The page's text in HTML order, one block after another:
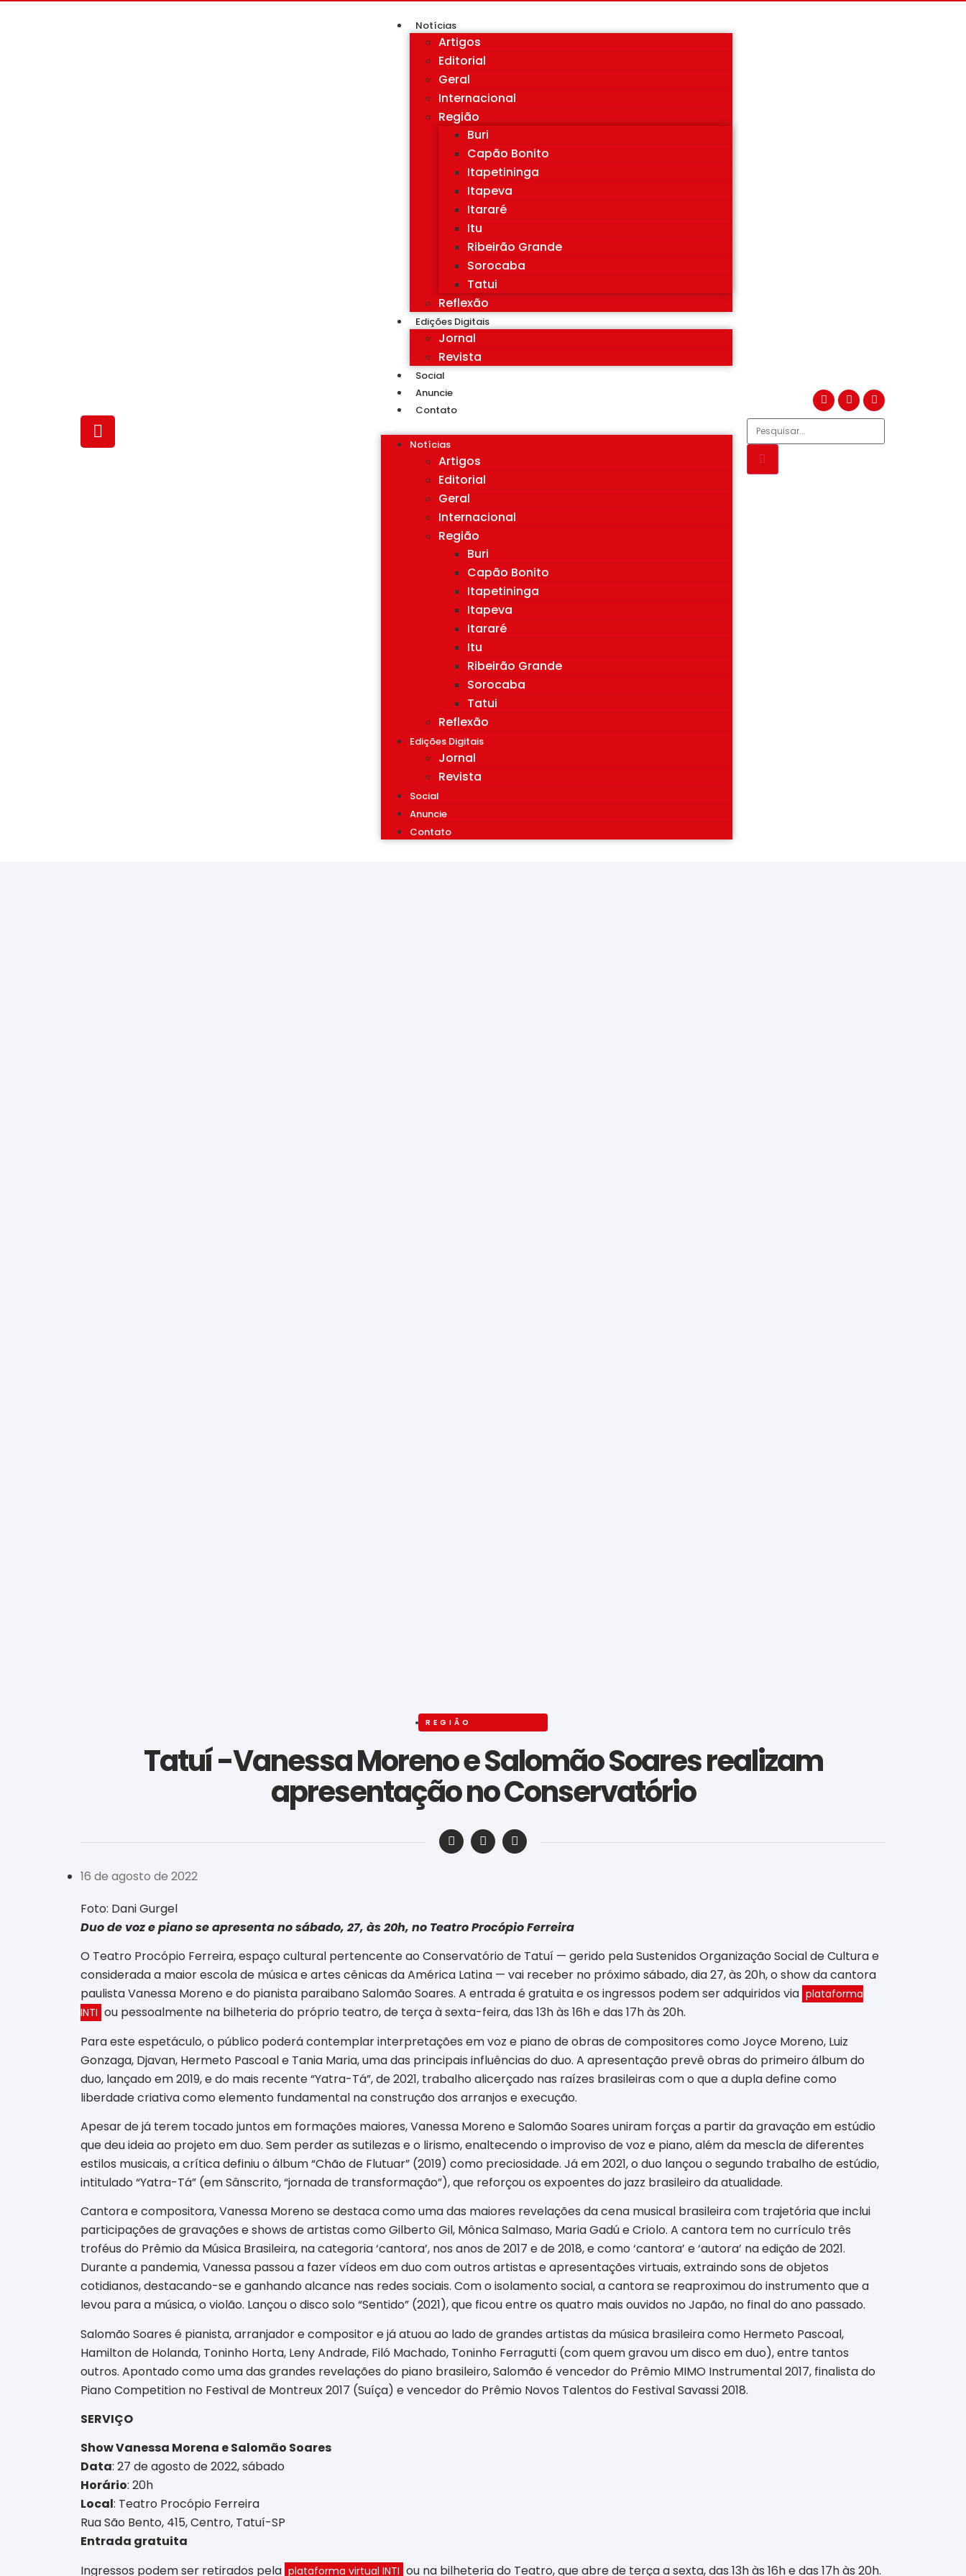
Notícias
Artigos
Editorial
Geral
Internacional
Região
Buri
Capão Bonito
Itapetininga
Itapeva
Itararé
Itu
Ribeirão Grande
Sorocaba
Tatui
Reflexão
Edições Digitais
Jornal
Revista
Social
Anuncie
Contato
Notícias
Artigos
Editorial
Geral
Internacional
Região
Buri
Capão Bonito
Itapetininga
Itapeva
Itararé
Itu
Ribeirão Grande
Sorocaba
Tatui
Reflexão
Edições Digitais
Jornal
Revista
Social
Anuncie
Contato
REGIÃO
Tatuí -Vanessa Moreno e Salomão Soares realizam
apresentação no Conservatório
‎ ‎ ‎ ‎ ‎ ‎ ‎ ‎ ‎ ‎ ‎ ‎ ‎ ‎ ‎ ‎ ‎ ‎ ‎ ‎ ‎ ‎ ‎ ‎ ‎ ‎ ‎ ‎ ‎ ‎ ‎
16 de agosto de 2022
Foto: Dani Gurgel
Duo de voz e piano se apresenta no sábado, 27, às 20h, no Teatro Procópio Ferreira
O Teatro Procópio Ferreira, espaço cultural pertencente ao Conservatório de Tatuí — gerido pela Sustenidos Organização Social de Cultura e
considerada a maior escola de música e artes cênicas da América Latina — vai receber no próximo sábado, dia 27, às 20h, o show da cantora
paulista Vanessa Moreno e do pianista paraibano Salomão Soares. A entrada é gratuita e os ingressos podem ser adquiridos via plataforma
INTI ou pessoalmente na bilheteria do próprio teatro, de terça à sexta-feira, das 13h às 16h e das 17h às 20h.
Para este espetáculo, o público poderá contemplar interpretações em voz e piano de obras de compositores como Joyce Moreno, Luiz
Gonzaga, Djavan, Hermeto Pascoal e Tania Maria, uma das principais influências do duo. A apresentação prevê obras do primeiro álbum do
duo, lançado em 2019, e do mais recente “Yatra-Tá”, de 2021, trabalho alicerçado nas raízes brasileiras com o que a dupla define como
liberdade criativa como elemento fundamental na construção dos arranjos e execução.
Apesar de já terem tocado juntos em formações maiores, Vanessa Moreno e Salomão Soares uniram forças a partir da gravação em estúdio
que deu ideia ao projeto em duo. Sem perder as sutilezas e o lirismo, enaltecendo o improviso de voz e piano, além da mescla de diferentes
estilos musicais, a crítica definiu o álbum “Chão de Flutuar” (2019) como preciosidade. Já em 2021, o duo lançou o segundo trabalho de estúdio,
intitulado “Yatra-Tá” (em Sânscrito, “jornada de transformação”), que reforçou os expoentes do jazz brasileiro da atualidade.
Cantora e compositora, Vanessa Moreno se destaca como uma das maiores revelações da cena musical brasileira com trajetória que inclui
participações de gravações e shows de artistas como Gilberto Gil, Mônica Salmaso, Maria Gadú e Criolo. A cantora tem no currículo três
troféus do Prêmio da Música Brasileira, na categoria ‘cantora’, nos anos de 2017 e de 2018, e como ‘cantora’ e ‘autora’ na edição de 2021.
Durante a pandemia, Vanessa passou a fazer vídeos em duo com outros artistas e apresentações virtuais, extraindo sons de objetos
cotidianos, destacando-se e ganhando alcance nas redes sociais. Com o isolamento social, a cantora se reaproximou do instrumento que a
levou para a música, o violão. Lançou o disco solo “Sentido” (2021), que ficou entre os quatro mais ouvidos no Japão, no final do ano passado.
Salomão Soares é pianista, arranjador e compositor e já atuou ao lado de grandes artistas da música brasileira como Hermeto Pascoal,
Hamilton de Holanda, Toninho Horta, Leny Andrade, Filó Machado, Toninho Ferragutti (com quem gravou um disco em duo), entre tantos
outros. Apontado como uma das grandes revelações do piano brasileiro, Salomão é vencedor do Prêmio MIMO Instrumental 2017, finalista do
Piano Competition no Festival de Montreux 2017 (Suíça) e vencedor do Prêmio Novos Talentos do Festival Savassi 2018.
SERVIÇO
Show Vanessa Morena e Salomão Soares
Data: 27 de agosto de 2022, sábado
Horário: 20h
Local: Teatro Procópio Ferreira
Rua São Bento, 415, Centro, Tatuí-SP
Entrada gratuita
Ingressos podem ser retirados pela plataforma virtual INTI ou na bilheteria do Teatro, que abre de terça a sexta, das 13h às 16h e das 17h às 20h.